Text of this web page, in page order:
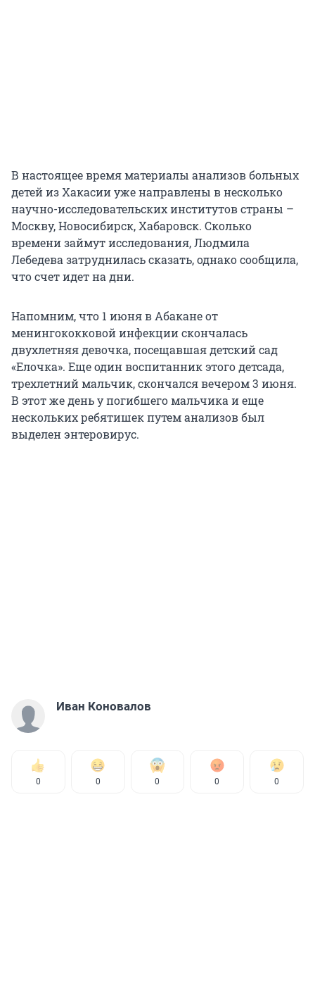
В настоящее время материалы анализов больных
детей из Хакасии уже направлены в несколько
научно-исследовательских институтов страны –
Москву, Новосибирск, Хабаровск. Сколько
времени займут исследования, Людмила
Лебедева затруднилась сказать, однако сообщила,
что счет идет на дни.
Напомним, что 1 июня в Абакане от
менингококковой инфекции скончалась
двухлетняя девочка, посещавшая детский сад
«Елочка». Еще один воспитанник этого детсада,
трехлетний мальчик, скончался вечером 3 июня.
В этот же день у погибшего мальчика и еще
нескольких ребятишек путем анализов был
выделен энтеровирус.
Иван Коновалов
0 0 0 0 0